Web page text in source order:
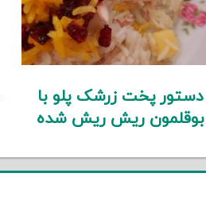
دستور پخت زرشک پلو با
بوقلمون ریش ریش شده